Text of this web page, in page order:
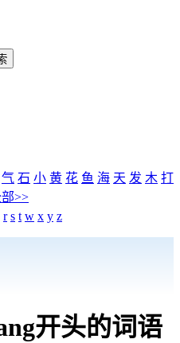
气 石 小 黄 花 鱼 海 天 发 木 打
>>
r s t w x y z
开头的词语